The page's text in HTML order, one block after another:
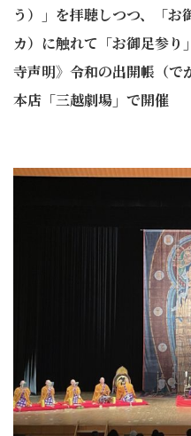
う）」を拝聴しつつ、「お
カ）に触れて「お御足参
寺声明》令和の出開帳（で
本店「三越劇場」で開催